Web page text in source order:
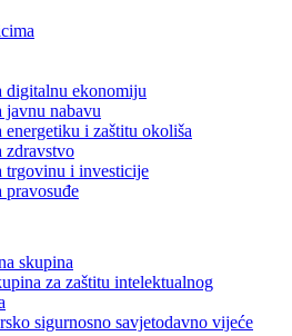
digitalnu ekonomiju
javnu nabavu
energetiku i zaštitu okoliša
zdravstvo
trgovinu i investicije
pravosuđe
skupina
za zaštitu intelektualnog
sigurnosno savjetodavno vijeće